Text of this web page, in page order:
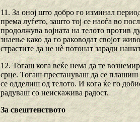
11. За оној што добро го изминал
према луѓето, зашто тој се наоѓа во
продолжува војната на телото против
знаење како да го раководат својот
страстите да не нѐ потонат заради
12. Тогаш кога веќе нема да те
срце. Тогаш престануваш да се плашиш
се одделиш од телото. И кога ќе го
радуваш со неискажива радост.
За свештенството